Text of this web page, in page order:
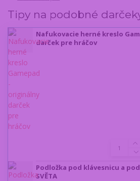
Tipy na podobné
Nafukovacie herné kreslo
darček pre hráčov
Podložka pod klávesnicu a pod
SVĚTA